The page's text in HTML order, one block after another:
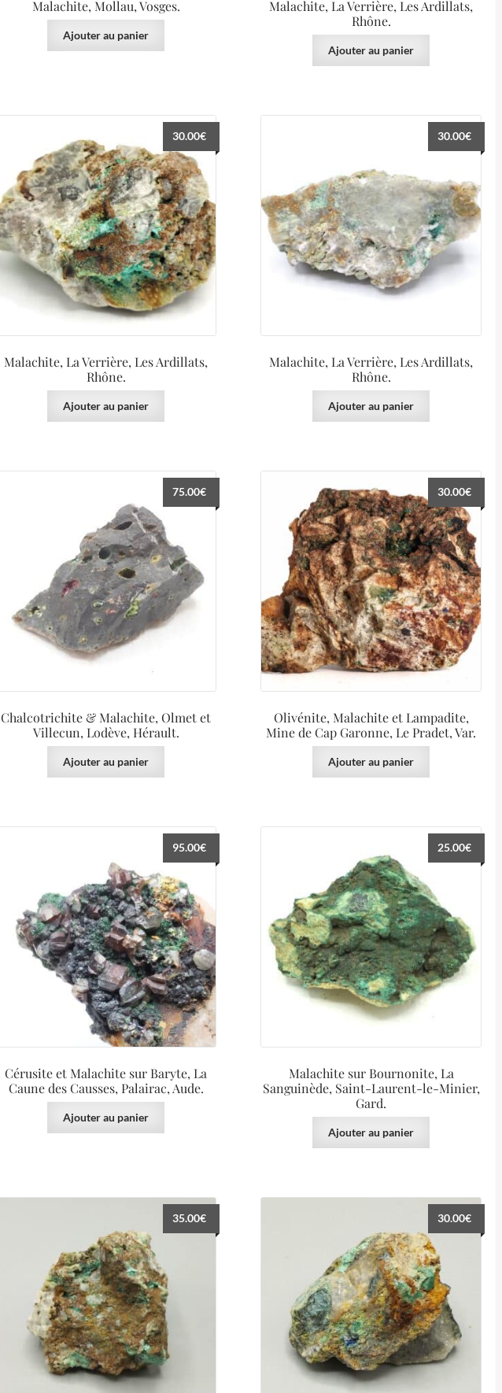
Malachite, Mollau, Vosges.
Ajouter au panier
Malachite, La Verrière, Les Ardillats,
Rhône.
Ajouter au panier
Malachite, La Verrière, Les Ardillats,
Rhône.
30.00€
Ajouter au panier
Malachite, La Verrière, Les Ardillats,
Rhône.
30.00€
Ajouter au panier
Chalcotrichite & Malachite, Olmet et
Villecun, Lodève, Hérault.
75.00€
Ajouter au panier
Olivénite, Malachite et Lampadite,
Mine de Cap Garonne, Le Pradet, Var.
30.00€
Ajouter au panier
Cérusite et Malachite sur Baryte, La
Caune des Causses, Palairac, Aude.
95.00€
Ajouter au panier
Malachite sur Bournonite, La
Sanguinède, Saint-Laurent-le-Minier,
Gard.
25.00€
Ajouter au panier
35.00€ 30.00€